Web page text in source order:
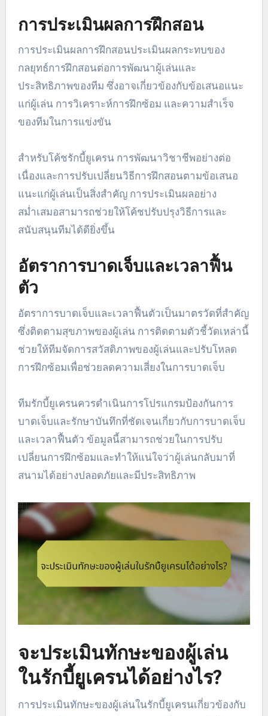
การประเมินผลการฝึกสอน
การประเมินผลการฝึกสอนประเมินผลกระทบของ
กลยุทธ์การฝึกสอนต่อการพัฒนาผู้เล่นและ
ประสิทธิภาพของทีม ซึ่งอาจเกี่ยวข้องกับข้อเสนอแนะ
แก่ผู้เล่น การวิเคราะห์การฝึกซ้อม และความสำเร็จ
ของทีมในการแข่งขัน
สำหรับโค้ชรักบี้ยูเครน การพัฒนาวิชาชีพอย่างต่อ
เนื่องและการปรับเปลี่ยนวิธีการฝึกสอนตามข้อเสนอ
แนะแก่ผู้เล่นเป็นสิ่งสำคัญ การประเมินผลอย่าง
สม่ำเสมอสามารถช่วยให้โค้ชปรับปรุงวิธีการและ
สนับสนุนทีมได้ดียิ่งขึ้น
อัตราการบาดเจ็บและเวลาฟื้น
ตัว
อัตราการบาดเจ็บและเวลาฟื้นตัวเป็นมาตรวัดที่สำคัญ
ซึ่งติดตามสุขภาพของผู้เล่น การติดตามตัวชี้วัดเหล่านี้
ช่วยให้ทีมจัดการสวัสดิภาพของผู้เล่นและปรับโหลด
การฝึกซ้อมเพื่อช่วยลดความเสี่ยงในการบาดเจ็บ
ทีมรักบี้ยูเครนควรดำเนินการโปรแกรมป้องกันการ
บาดเจ็บและรักษาบันทึกที่ชัดเจนเกี่ยวกับการบาดเจ็บ
และเวลาฟื้นตัว ข้อมูลนี้สามารถช่วยในการปรับ
เปลี่ยนการฝึกซ้อมและทำให้แน่ใจว่าผู้เล่นกลับมาที่
สนามได้อย่างปลอดภัยและมีประสิทธิภาพ
จะประเมินทักษะของผู้เล่น
ในรักบี้ยูเครนได้อย่างไร?
การประเมินทักษะของผู้เล่นในรักบี้ยูเครนเกี่ยวข้องกับ